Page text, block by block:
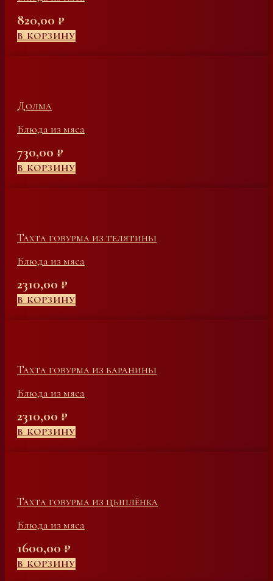
820,00 ₽
В КОРЗИНУ
Долма
Блюда из мяса
730,00 ₽
В КОРЗИНУ
Тахта говурма из телятины
Блюда из мяса
2310,00 ₽
В КОРЗИНУ
Тахта говурма из баранины
Блюда из мяса
2310,00 ₽
В КОРЗИНУ
Тахта говурма из цыплёнка
Блюда из мяса
1600,00 ₽
В КОРЗИНУ